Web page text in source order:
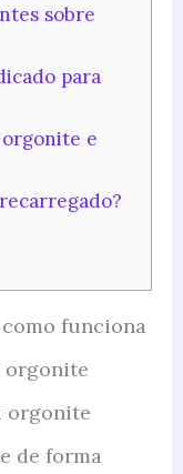
sobre
para
e
funciona
orgonite
orgonite
de forma